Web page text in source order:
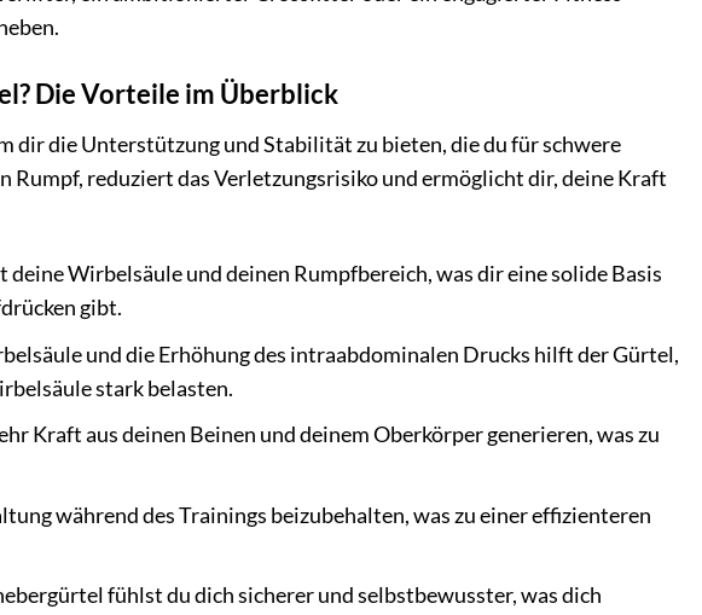
Die Vorteile im Überblick
die Unterstützung und Stabilität zu bieten, die du für schwere
Rumpf, reduziert das Verletzungsrisiko und ermöglicht dir, deine Kraft
Wirbelsäule und deinen Rumpfbereich, was dir eine solide Basis
gibt.
und die Erhöhung des intraabdominalen Drucks hilft der Gürtel,
stark belasten.
Kraft aus deinen Beinen und deinem Oberkörper generieren, was zu
während des Trainings beizubehalten, was zu einer effizienteren
fühlst du dich sicherer und selbstbewusster, was dich